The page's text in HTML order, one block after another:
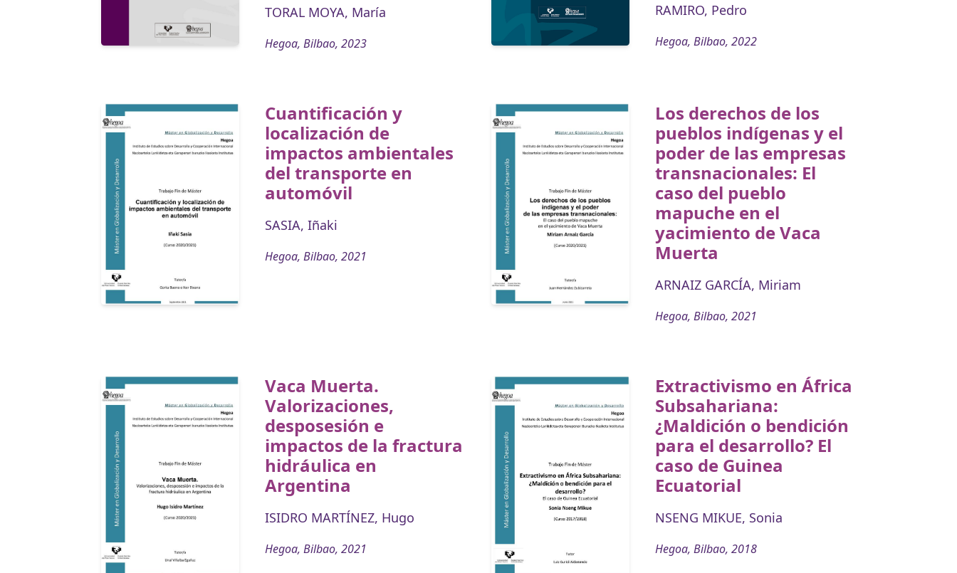
TORAL MOYA, María
Hegoa, Bilbao, 2023
RAMIRO, Pedro
Hegoa, Bilbao, 2022
Cuantificación y
localización de
impactos ambientales
del transporte en
automóvil
SASIA, Iñaki
Hegoa, Bilbao, 2021
Los derechos de los
pueblos indígenas y el
poder de las empresas
transnacionales: El
caso del pueblo
mapuche en el
yacimiento de Vaca
Muerta
ARNAIZ GARCÍA, Miriam
Hegoa, Bilbao, 2021
Vaca Muerta.
Valorizaciones,
desposesión e
impactos de la fractura
hidráulica en
Argentina
ISIDRO MARTÍNEZ, Hugo
Hegoa, Bilbao, 2021
Extractivismo en África
Subsahariana:
¿Maldición o bendición
para el desarrollo? El
caso de Guinea
Ecuatorial
NSENG MIKUE, Sonia
Hegoa, Bilbao, 2018